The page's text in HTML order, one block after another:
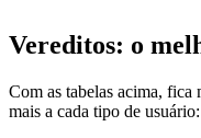
Vereditos: o
Com as tabelas acima, fica
mais a cada tipo de usuário: